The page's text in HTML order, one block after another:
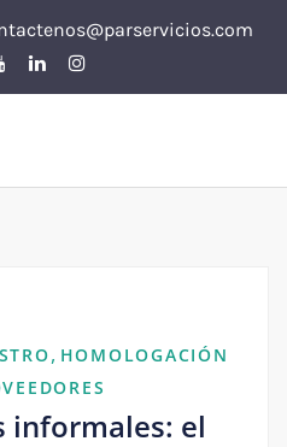
, HOMOLOGACIÓN
informales: el